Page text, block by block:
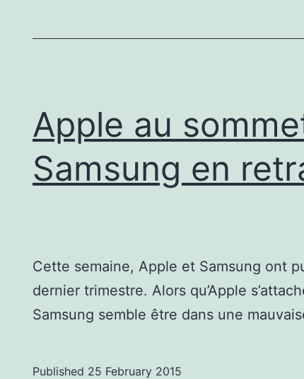
la
société
Apple au
Samsung en
Cette semaine, Apple et Samsung ont
dernier trimestre. Alors qu’Apple
Samsung semble être dans une
Published 25 February 2015